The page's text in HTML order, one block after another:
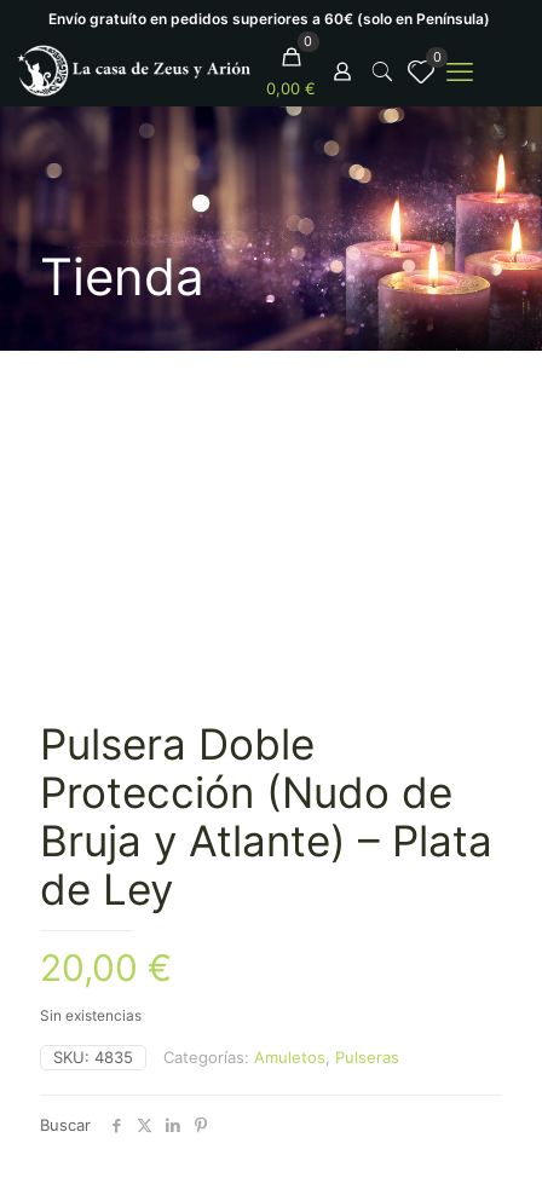
Envío gratuíto en pedidos superiores a 60€ (solo en Península)
0
0,00 €
0
Tienda
Pulsera Doble
Protección (Nudo de
Bruja y Atlante) – Plata
de Ley
20,00 €
Sin existencias
SKU: 4835 Categorías: Amuletos Pulseras
Buscar